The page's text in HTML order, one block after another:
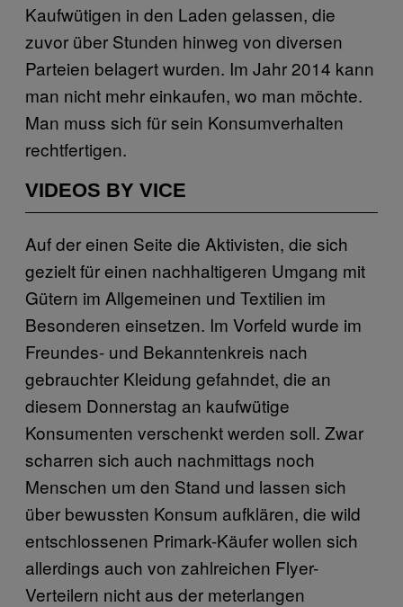
Kaufwütigen in den Laden gelassen, die
zuvor über Stunden hinweg von diversen
Parteien belagert wurden. Im Jahr 2014 kann
man nicht mehr einkaufen, wo man möchte.
Man muss sich für sein Konsumverhalten
rechtfertigen.
VIDEOS BY VICE
Auf der einen Seite die Aktivisten, die sich
gezielt für einen nachhaltigeren Umgang mit
Gütern im Allgemeinen und Textilien im
Besonderen einsetzen. Im Vorfeld wurde im
Freundes- und Bekanntenkreis nach
gebrauchter Kleidung gefahndet, die an
diesem Donnerstag an kaufwütige
Konsumenten verschenkt werden soll. Zwar
scharren sich auch nachmittags noch
Menschen um den Stand und lassen sich
über bewussten Konsum aufklären, die wild
entschlossenen Primark-Käufer wollen sich
allerdings auch von zahlreichen Flyer-
Verteilern nicht aus der meterlangen